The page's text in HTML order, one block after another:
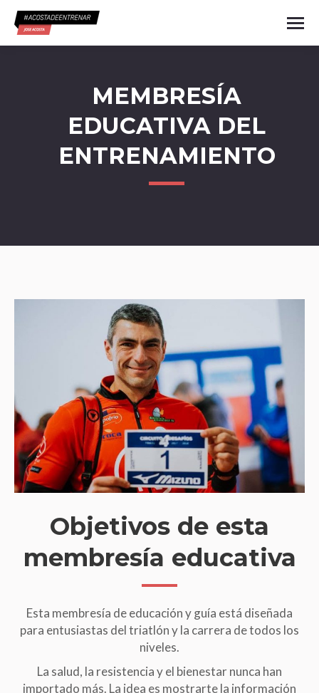
MEMBRESÍA
EDUCATIVA DEL
ENTRENAMIENTO
Objetivos de esta
membresía educativa
Esta membresía de educación y guía está diseñada
para entusiastas del triatlón y la carrera de todos los
niveles.
La salud, la resistencia y el bienestar nunca han
importado más. La idea es mostrarte la información